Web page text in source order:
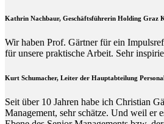
Kathrin Nachbaur, Geschäftsführerin Holding Graz
Wir haben Prof. Gärtner für ein
für unsere praktische Arbeit. Sehr
Kurt Schumacher, Leiter der Hauptabteilung
Seit über 10 Jahren habe ich Christian
Management, sehr schätze. Und weil er